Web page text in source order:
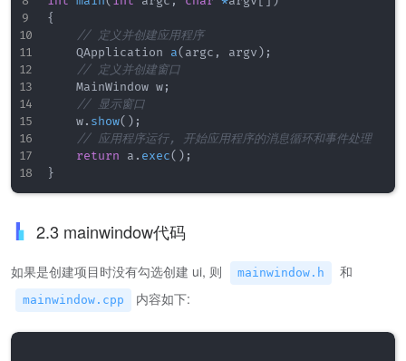
{
// 定义并创建应用程序
    QApplication
a( argc , argv ) ;
// 定义并创建窗口
    MainWindow w
;
// 显示窗口
    w
. show( ) ;
// 应用程序运行, 开始应用程序的消息循环和事件处理
return a . exec( ) ;
}
2.3 mainwindow代码
如果是创建项目时没有勾选创建 ui, 则 mainwindow.h 和
mainwindow.cpp 内容如下: